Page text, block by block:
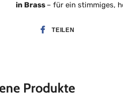
in Brass – für ein stimmiges,
TEILEN
Produkte